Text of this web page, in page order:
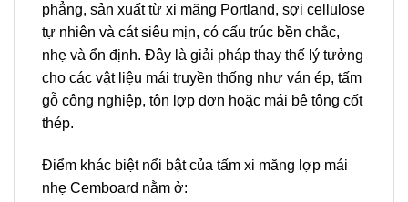
phẳng, sản xuất từ xi măng Portland, sợi cellulose
tự nhiên và cát siêu mịn, có cấu trúc bền chắc,
nhẹ và ổn định. Đây là giải pháp thay thế lý tưởng
cho các vật liệu mái truyền thống như ván ép, tấm
gỗ công nghiệp, tôn lợp đơn hoặc mái bê tông cốt
thép.
Điểm khác biệt nổi bật của tấm xi măng lợp mái
nhẹ Cemboard nằm ở: